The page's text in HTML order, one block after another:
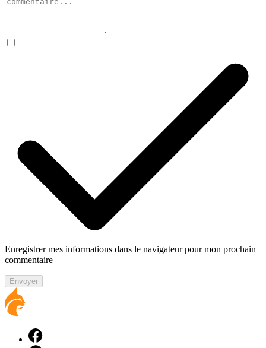
Enregistrer mes informations dans le navigateur pour mon prochain
commentaire
Envoyer